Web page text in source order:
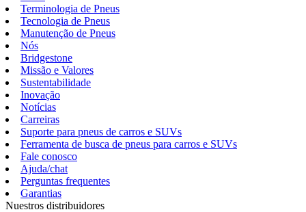
Terminologia de Pneus
Tecnologia de Pneus
Manutenção de Pneus
Nós
Bridgestone
Missão e Valores
Sustentabilidade
Inovação
Notícias
Carreiras
Suporte para pneus de carros e SUVs
Ferramenta de busca de pneus para carros e SUVs
Fale conosco
Ajuda/chat
Perguntas frequentes
Garantias
Nuestros distribuidores